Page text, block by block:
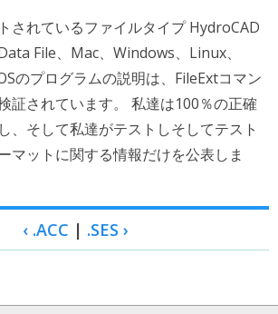
されているファイルタイプ HydroCAD
File、Mac、Windows、Linux、
のプログラムの説明は、FileExtコマン
証されています。 私達は100％の正確
、そして私達がテストしそしてテスト
マットに関する情報だけを公表しま
‹ .ACC | .SES ›